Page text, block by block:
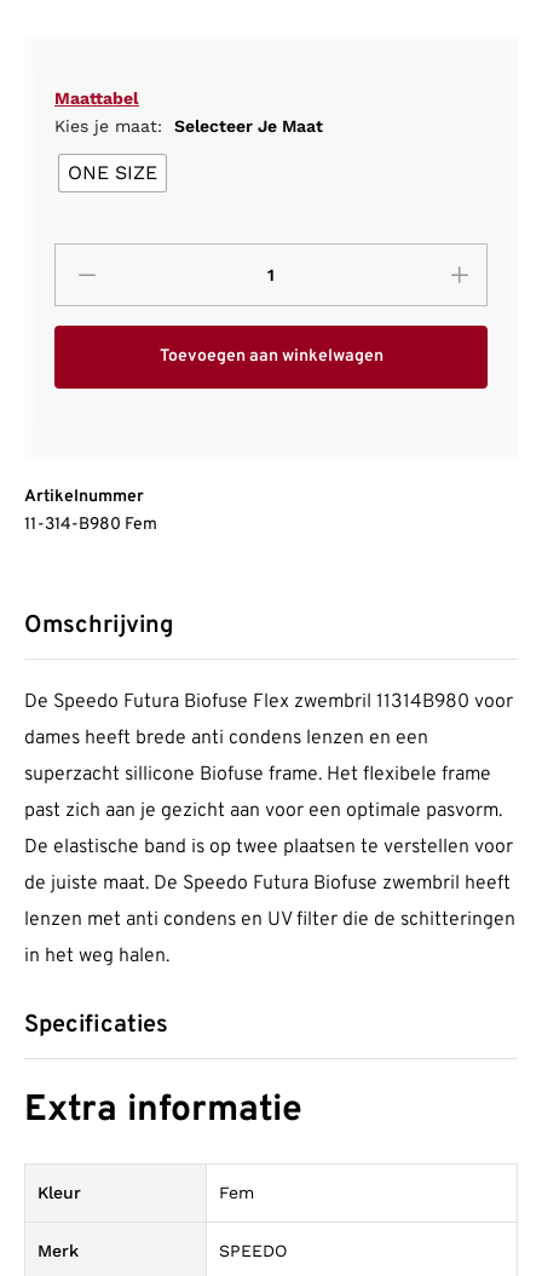
Maattabel
Kies je maat:
Selecteer Je Maat
ONE SIZE
Toevoegen aan winkelwagen
Artikelnummer
11-314-B980 Fem
Omschrijving
De Speedo Futura Biofuse Flex zwembril 11314B980 voor
dames heeft brede anti condens lenzen en een
superzacht sillicone Biofuse frame. Het flexibele frame
past zich aan je gezicht aan voor een optimale pasvorm.
De elastische band is op twee plaatsen te verstellen voor
de juiste maat. De Speedo Futura Biofuse zwembril heeft
lenzen met anti condens en UV filter die de schitteringen
in het weg halen.
Specificaties
Extra informatie
Kleur Fem
Merk SPEEDO